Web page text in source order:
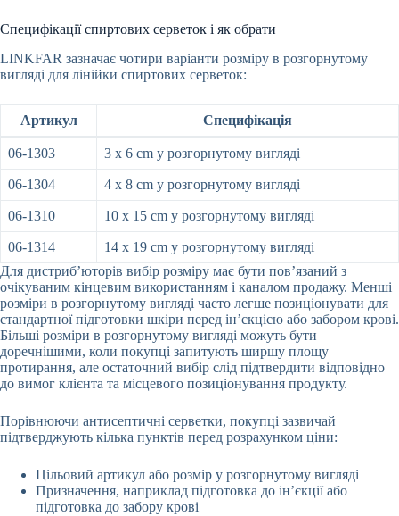
Специфікації спиртових серветок і як обрати
LINKFAR зазначає чотири варіанти розміру в розгорнутому
вигляді для лінійки спиртових серветок:
Артикул Специфікація
06-1303 3 x 6 cm у розгорнутому вигляді
06-1304 4 x 8 cm у розгорнутому вигляді
06-1310 10 x 15 cm у розгорнутому вигляді
06-1314
14 x 19 cm у розгорнутому вигляді
Для дистриб’юторів вибір розміру має бути пов’язаний з
очікуваним кінцевим використанням і каналом продажу. Менші
розміри в розгорнутому вигляді часто легше позиціонувати для
стандартної підготовки шкіри перед ін’єкцією або забором крові.
Більші розміри в розгорнутому вигляді можуть бути
доречнішими, коли покупці запитують ширшу площу
протирання, але остаточний вибір слід підтвердити відповідно
до вимог клієнта та місцевого позиціонування продукту.
Порівнюючи антисептичні серветки, покупці зазвичай
підтверджують кілька пунктів перед розрахунком ціни:
Цільовий артикул або розмір у розгорнутому вигляді
Призначення, наприклад підготовка до ін’єкції або
підготовка до забору крові